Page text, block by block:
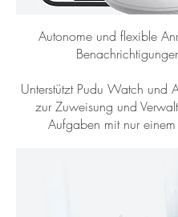
Autonome und flexible
Unterstützt Pudu Watch und
zur Zuweisung und
Aufgaben mit nur